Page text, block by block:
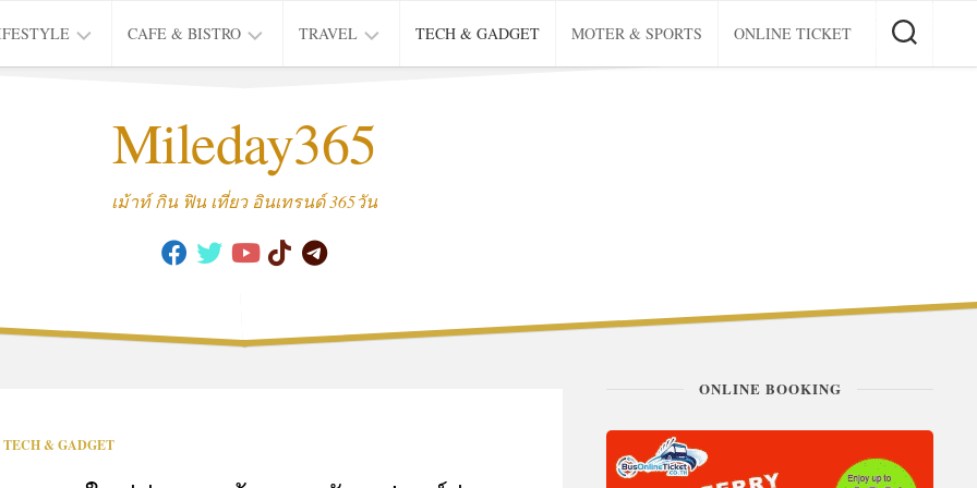
MOVIE
CAFE & BISTRO
CAFE
TRAVEL
THAI
TRIP
TECH & GADGET MOTER & SPORTS ONLINE TICKET
Mileday365
เม้าท์ กิน ฟิน เที่ยว อินเทรนด์ 365วัน
TECH & GADGET
ONLINE BOOKING